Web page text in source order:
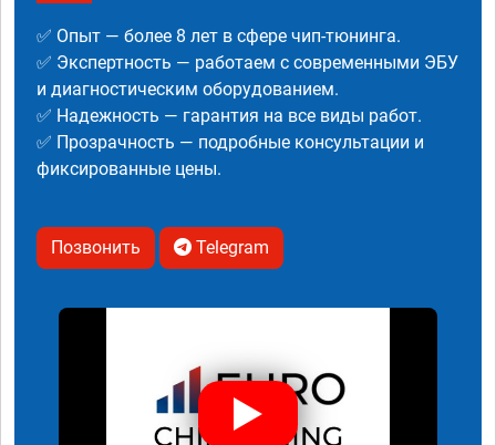
✅ Опыт — более 8 лет в сфере чип-тюнинга.
✅ Экспертность — работаем с современными ЭБУ
и диагностическим оборудованием.
✅ Надежность — гарантия на все виды работ.
✅ Прозрачность — подробные консультации и
фиксированные цены.
Позвонить Telegram